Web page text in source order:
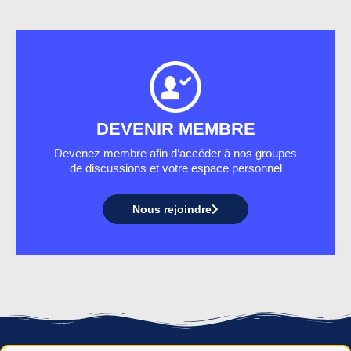
DEVENIR MEMBRE
Devenez membre afin d’accéder à nos groupes
de discussions et votre espace personnel
Nous rejoindre